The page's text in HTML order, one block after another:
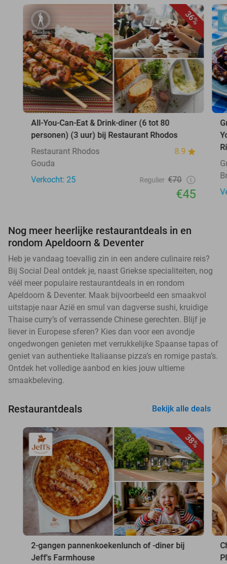
36%
All-You-Can-Eat & Drink-diner (6 tot 80
personen) (3 uur) bij Restaurant Rhodos
Restaurant Rhodos
8.9
Gouda
Verkocht: 25
Regulier €70
€45
Nog meer heerlijke restaurantdeals in en
rondom Apeldoorn & Deventer
Heb je vandaag toevallig zin in een andere culinaire reis?
Bij Social Deal ontdek je, naast Griekse specialiteiten, nog
véél meer populaire restaurantdeals in en rondom
Apeldoorn & Deventer. Maak bijvoorbeeld een smaakvol
uitstapje naar Azië en smul van dagverse sushi, kruidige
Thaise curry’s of verrassende Chinese gerechten. Blijf je
liever in Europese sferen? Kies dan voor een avondje
ongedwongen genieten met verrukkelijke Spaanse tapas of
geniet van authentieke Italiaanse pizza’s en romige pasta’s.
Ontdek het volledige aanbod en kies jouw ultieme
smaakbeleving.
Restaurantdeals Bekijk alle deals
38%
2-gangen pannenkoekenlunch of -diner bij
Jeff's Farmhouse